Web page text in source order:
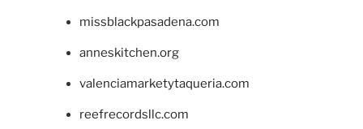
missblackpasadena.com
anneskitchen.org
valenciamarketytaqueria.com
reefrecordsllc.com